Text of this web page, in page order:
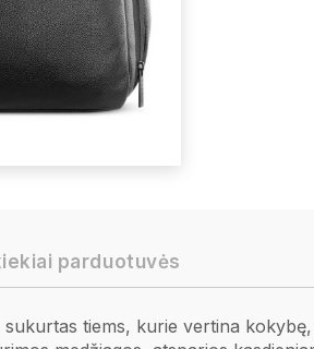
parduotuvės
tiems, kurie vertina